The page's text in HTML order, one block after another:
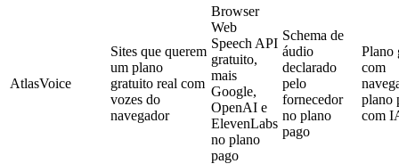
AtlasVoice
Sites que querem
um plano
gratuito real com
vozes do
navegador
Browser
Web
Speech API
gratuito,
mais
Google,
OpenAI e
ElevenLabs
no plano
pago
Schema de
áudio
declarado
pelo
fornecedor
no plano
pago
Plano
com
plano
com